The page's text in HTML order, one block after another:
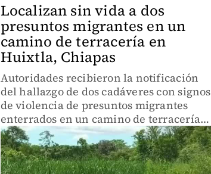
Localizan sin vida a dos
presuntos migrantes en un
camino de terracería en
Huixtla, Chiapas
Autoridades recibieron la notificación
del hallazgo de dos cadáveres con signos
de violencia de presuntos migrantes
enterrados en un camino de terracería
de un rancho cañero del municipio de
Huixtla, Chiapas.